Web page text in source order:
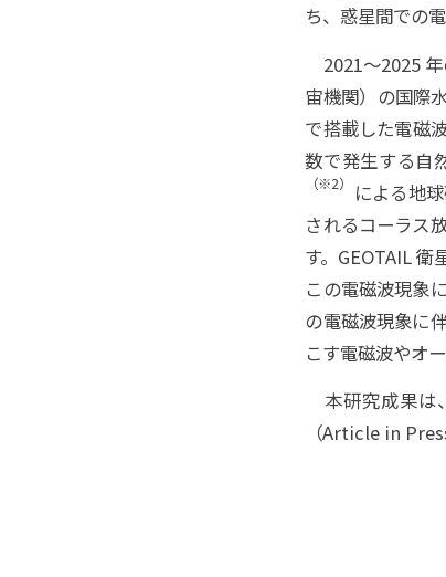
ち、惑星間での
2021～2025 年
宙機関）の国際
で搭載した電磁
数で発生する自
（※2）
による地
されるコーラス
す。GEOTAIL 衛
この電磁波現象
の電磁波現象に
こす電磁波やオ
本研究成果は
（Article in